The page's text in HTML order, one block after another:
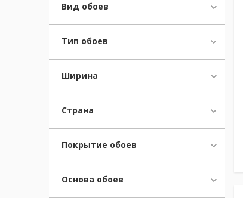
Вид обоев
Тип обоев
Ширина
Страна
Покрытие обоев
Основа обоев